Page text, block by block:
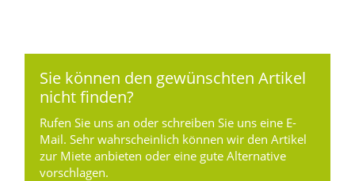
Sie können den gewünschten Artikel
nicht finden?
Rufen Sie uns an oder schreiben Sie uns eine E-
Mail. Sehr wahrscheinlich können wir den Artikel
zur Miete anbieten oder eine gute Alternative
vorschlagen.